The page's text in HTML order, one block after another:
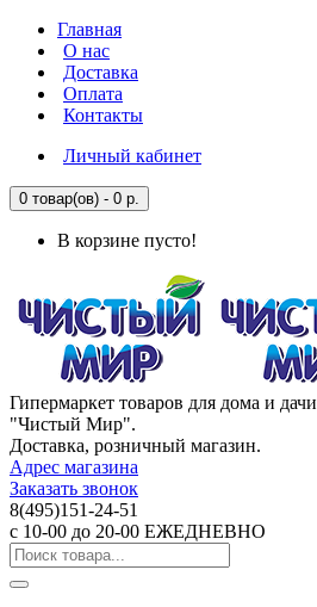
Главная
О нас
Доставка
Оплата
Контакты
Личный кабинет
0 товар(ов) - 0 р.
В корзине пусто!
Гипермаркет товаров для дома и дачи
"Чистый Мир".
Доставка, розничный магазин.
Адрес магазина
Заказать звонок
8(495)151-24-51
с 10-00 до 20-00 ЕЖЕДНЕВНО